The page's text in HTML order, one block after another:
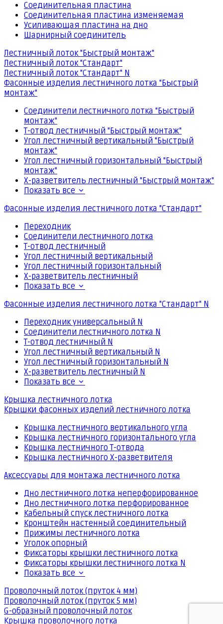
Соединительная пластина
Соединительная пластина изменяемая
Усиливающая пластина на дно
Шарнирный соединитель
Лестничный лоток "Быстрый монтаж"
Лестничный лоток "Стандарт"
Лестничный лоток "Стандарт" N
Фасонные изделия лестничного лотка "Быстрый
монтаж"
Соединители лестничного лотка "Быстрый
монтаж"
Т-отвод лестничный "Быстрый монтаж"
Угол лестничный вертикальный "Быстрый
монтаж"
Угол лестничный горизонтальный "Быстрый
монтаж"
Х-разветвитель лестничный "Быстрый монтаж"
Показать все
Фасонные изделия лестничного лотка "Стандарт"
Переходник
Соединители лестничного лотка
Т-отвод лестничный
Угол лестничный вертикальный
Угол лестничный горизонтальный
Х-разветвитель лестничный
Показать все
Фасонные изделия лестничного лотка "Стандарт" N
Переходник универсальный N
Соединители лестничного лотка N
Т-отвод лестничный N
Угол лестничный вертикальный N
Угол лестничный горизонтальный N
Х-разветвитель лестничный N
Показать все
Крышка лестничного лотка
Крышки фасонных изделий лестничного лотка
Крышка лестничного вертикального угла
Крышка лестничного горизонтального угла
Крышка лестничного Т-отвода
Крышка лестничного Х-разветвителя
Аксессуары для монтажа лестничного лотка
Дно лестничного лотка неперфорированное
Дно лестничного лотка перфорированное
Кабельный спуск лестничного лотка
Кронштейн настенный соединительный
Прижимы лестничного лотка
Уголок опорный
Фиксаторы крышки лестничного лотка
Фиксаторы крышки лестничного лотка N
Показать все
Проволочный лоток (пруток 4 мм)
Проволочный лоток (пруток 5 мм)
G-образный проволочный лоток
Крышка проволочного лотка